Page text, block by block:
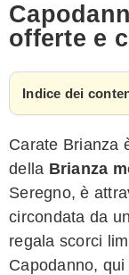
offerte e
Indice dei
Carate Brianza
della Brianza
Seregno, è
circondata da
regala scorci
Capodanno,